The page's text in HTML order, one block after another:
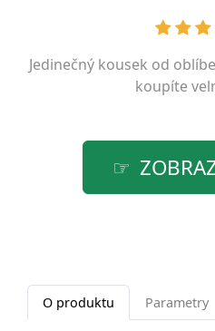
Jedinečný kousek od
koupíte
O produktu Parametry